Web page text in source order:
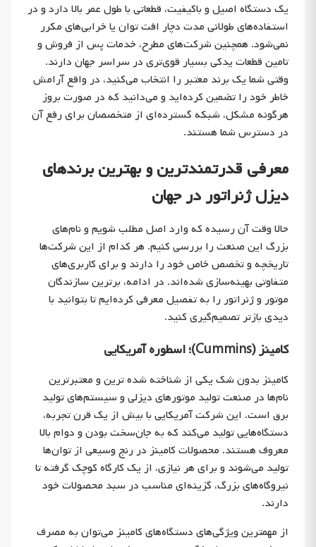
یک دستگاه اصیل و باکیفیت، قطعاتی با طول عمر بالا دارد و در
استفاده‌های طولانی مدت دچار افت توان یا خرابی‌های مکرر
نمی‌شود. همچنین شرکت‌های مطرح، خدمات پس از فروش و
تامین قطعات یدکی بسیار قوی‌تری در سراسر جهان دارند.
وقتی شما یک برند معتبر را انتخاب می‌کنید، در واقع آرامش
خاطر خود را تضمین کرده‌اید و می‌دانید که در صورت بروز
هرگونه مشکل، شبکه گسترده‌ای از متخصصان برای رفع آن
در دسترس شما هستند.
معرفی قدرتمندترین و بهترین برندهای
دیزل ژنراتور در جهان
حالا وقت آن رسیده که وارد اصل مطلب شویم و نام‌های
بزرگ این صنعت را بررسی کنیم. هر کدام از این شرکت‌ها
تاریخچه و تخصص خاص خود را دارند و برای کاربری‌های
متفاوتی بهینه‌سازی شده‌اند. در ادامه، برترین سازندگان
موتور و ژنراتور را به تفصیل معرفی کرده‌ایم تا بتوانید با
دیدی بازتر تصمیم‌گیری کنید.
کامینز (Cummins)؛ اسطوره آمریکایی
کامینز بدون شک یکی از شناخته شده ترین و معتبرترین
نام‌ها در صنعت تولید موتورهای دیزلی و سیستم‌های تولید
برق است. این شرکت آمریکایی با بیش از یک قرن تجربه،
دستگاه‌هایی تولید می‌کند که به جان‌سخت بودن و دوام بالا
معروف هستند. محصولات کامینز در رنج وسیعی از توان‌ها
تولید می‌شوند و برای هر نیازی، از یک کارگاه کوچک گرفته تا
نیروگاه‌های بزرگ، گزینه‌ای مناسب در سبد محصولات خود
دارند.
از مهمترین ویژگی‌های دستگاه‌های کامینز می‌توان به مصرف